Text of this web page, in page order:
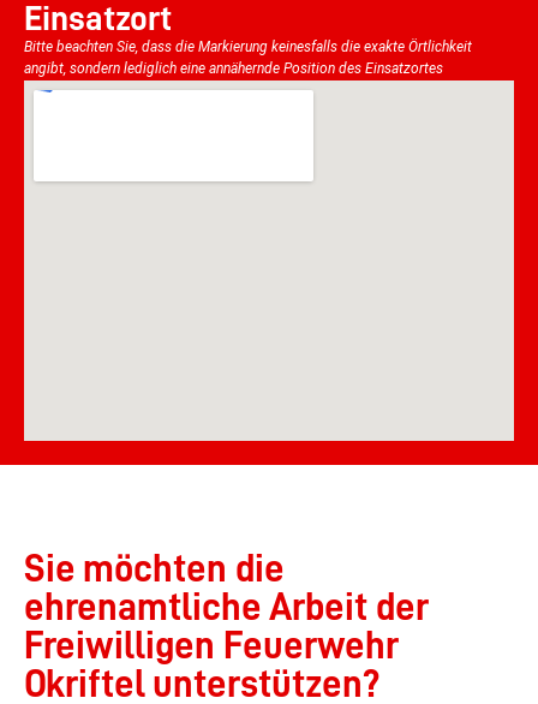
Einsatzort
Bitte beachten Sie, dass die Markierung keinesfalls die exakte Örtlichkeit
angibt, sondern lediglich eine annähernde Position des Einsatzortes
Sie möchten die
ehrenamtliche Arbeit der
Freiwilligen Feuerwehr
Okriftel unterstützen?